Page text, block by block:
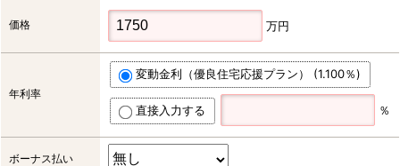
価格 万円
年利率
変動金利（優良住宅応援プラン） (1.100％)
直接入力する ％
ボーナス払い